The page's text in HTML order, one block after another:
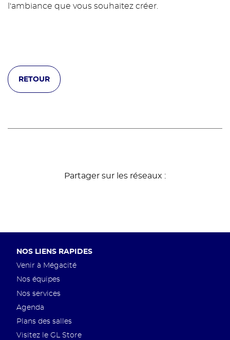
l'ambiance que vous souhaitez créer.
RETOUR
Partager sur les réseaux :
Pied
page
NOS LIENS RAPIDES
Venir à Mégacité
Nos équipes
Nos services
Agenda
Plans des salles
Visitez le GL Store